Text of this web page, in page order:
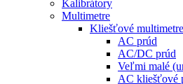
Kalibrátory
Multimetre
Kliešťové multimetre
AC prúd
AC/DC prúd
Veľmi malé
AC kliešťové